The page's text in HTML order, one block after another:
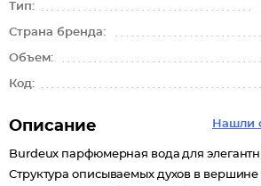
Тип:
Страна бренда:
Объем:
Код:
Нашли
Описание
Burdeux парфюмерная вода для
Структура описываемых духов в вершине